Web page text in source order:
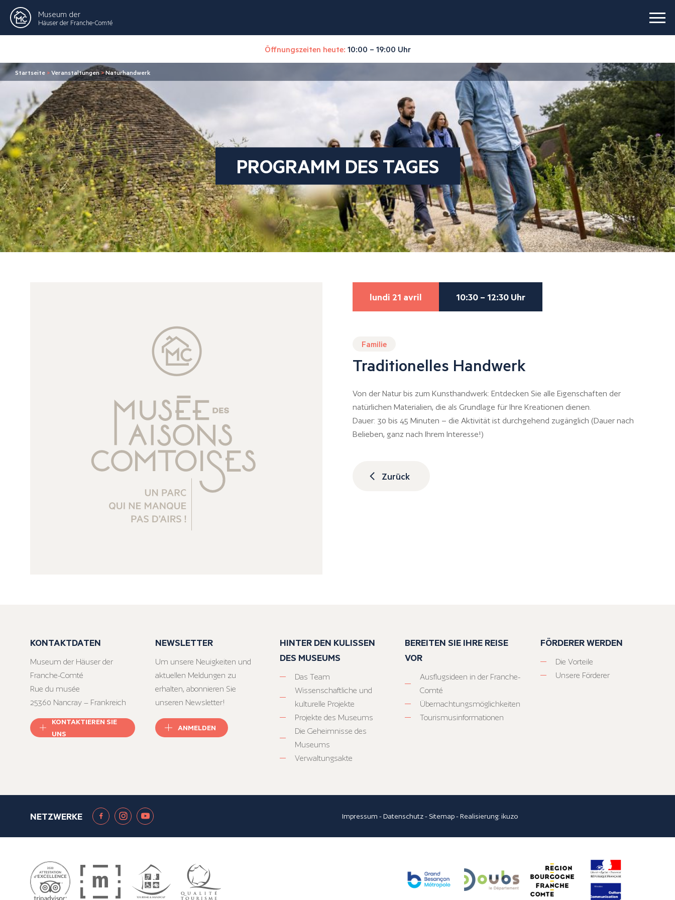
Museum der
Häuser der Franche-Comté
Öffnungszeiten heute: 10:00 – 19:00 Uhr
Startseite >Veranstaltungen>Naturhandwerk
PROGRAMM DES TAGES
lundi 21 avril 10:30 – 12:30 Uhr
Familie
Traditionelles Handwerk
Von der Natur bis zum Kunsthandwerk: Entdecken Sie alle Eigenschaften der
natürlichen Materialien, die als Grundlage für Ihre Kreationen dienen.
Dauer: 30 bis 45 Minuten – die Aktivität ist durchgehend zugänglich (Dauer nach
Belieben, ganz nach Ihrem Interesse!)
Zurück
KONTAKTDATEN
Museum der Häuser der
Franche-Comté
Rue du musée
25360 Nancray – Frankreich
KONTAKTIEREN SIE
UNS
NEWSLETTER
Um unsere Neuigkeiten und
aktuellen Meldungen zu
erhalten, abonnieren Sie
unseren Newsletter!
ANMELDEN
HINTER DEN KULISSEN
DES MUSEUMS
Das Team
Wissenschaftliche und
kulturelle Projekte
Projekte des Museums
Die Geheimnisse des
Museums
Verwaltungsakte
BEREITEN SIE IHRE REISE
VOR
Ausflugsideen in der Franche-
Comté
Übernachtungsmöglichkeiten
Tourismusinformationen
FÖRDERER WERDEN
Die Vorteile
Unsere Förderer
NETZWERKE Impressum -Datenschutz- Sitemap- Realisierung:ikuzo